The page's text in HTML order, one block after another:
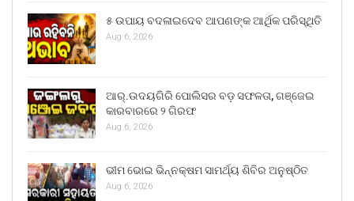
୫ ଉପାୟ ବଦଳାଇଦେବ ଆପଣଙ୍କ ଆର୍ଥିକ ପରିସ୍ଥିତି
Aug 6, 2026
ଆର୍.ଉଦୟଗିରି ପୋଲିସର ବଡ଼ ସଫଳତା, ଗଞ୍ଜେଇ
କାରବାରରେ ୨ ଗିରଫ
Aug 6, 2026
ଭୀମ ଭୋଇ ଭିନ୍ନକ୍ଷମ ସାମର୍ଥ୍ୟ ଶିବିର ଅନୁଷ୍ଠିତ
Aug 6, 2026